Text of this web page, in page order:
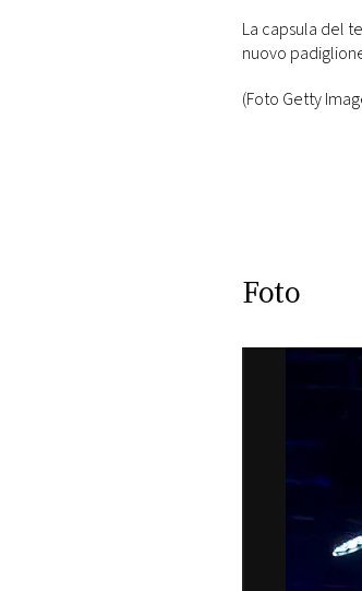
MONACO
RMC
La capsula del
nuovo
(Foto Getty
Foto